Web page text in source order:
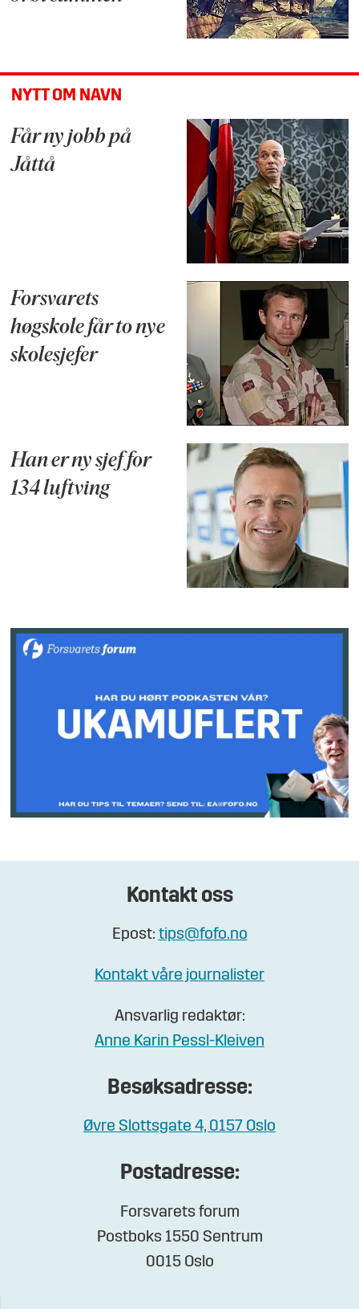
NYTT OM NAVN
Får ny jobb på
Jåttå
Forsvarets
høgskole får to nye
skolesjefer
Han er ny sjef for
134 luftving
Kontakt oss
Epost: tips@fofo.no
Kontakt våre journalister
Ansvarlig redaktør:
Anne Karin Pessl-Kleiven
Besøksadresse:
Øvre Slottsgate 4, 0157 Oslo
Postadresse:
Forsvarets forum
Postboks 1550 Sentrum
0015 Oslo